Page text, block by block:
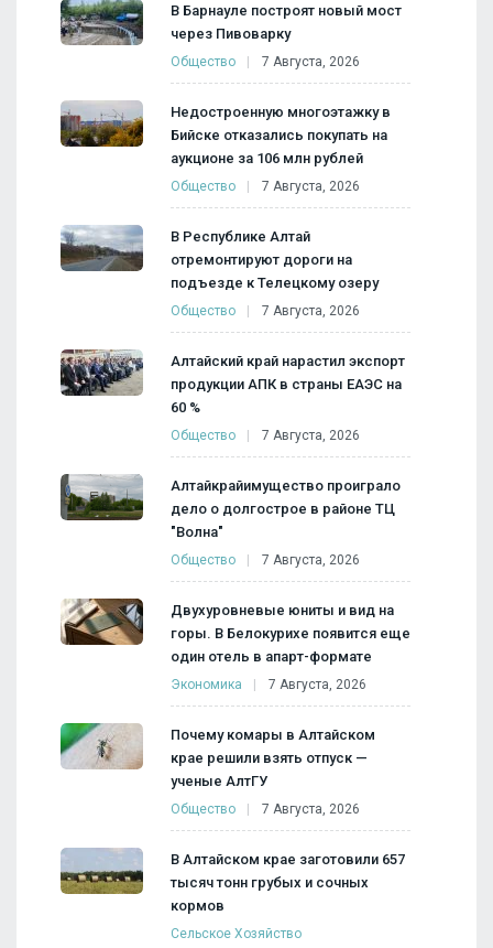
В Барнауле построят новый мост
через Пивоварку
Общество 7 Августа, 2026
Недостроенную многоэтажку в
Бийске отказались покупать на
аукционе за 106 млн рублей
Общество 7 Августа, 2026
В Республике Алтай
отремонтируют дороги на
подъезде к Телецкому озеру
Общество 7 Августа, 2026
Алтайский край нарастил экспорт
продукции АПК в страны ЕАЭС на
60 %
Общество 7 Августа, 2026
Алтайкрайимущество проиграло
дело о долгострое в районе ТЦ
"Волна"
Общество 7 Августа, 2026
Двухуровневые юниты и вид на
горы. В Белокурихе появится еще
один отель в апарт-формате
Экономика 7 Августа, 2026
Почему комары в Алтайском
крае решили взять отпуск —
ученые АлтГУ
Общество 7 Августа, 2026
В Алтайском крае заготовили 657
тысяч тонн грубых и сочных
кормов
Сельское Хозяйство